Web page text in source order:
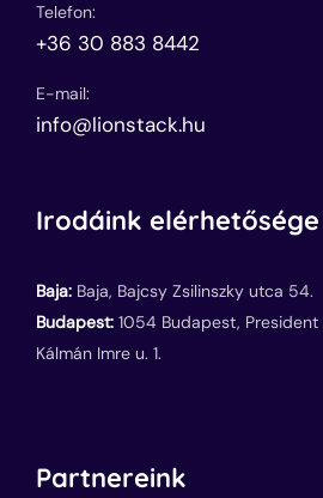
Telefon:
+36 30 883 8442
E-mail:
info@lionstack.hu
Irodáink elérhetősége
Baja: Baja, Bajcsy Zsilinszky utca 54.
Budapest: 1054 Budapest, President
Kálmán Imre u. 1.
Partnereink